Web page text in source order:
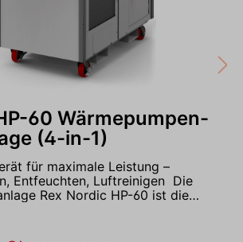
60 Wärmepumpen-
(4-in-1)
für maximale Leistung –
Entfeuchten, Luftreinigen Die
Rex Nordic HP-60 ist die
Überall dort, wo herkömmliche